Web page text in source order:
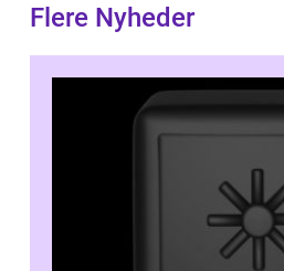
Flere Nyheder